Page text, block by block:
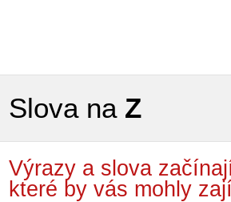
Slova na Z
Výrazy a slova
které by vás mohly